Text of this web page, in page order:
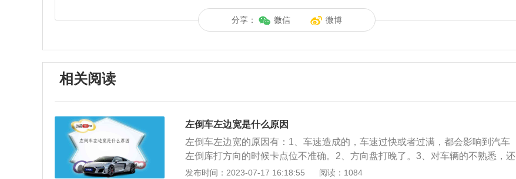
分享： 微信 微博
相关阅读
左倒车左边宽是什么原因
左倒车左边宽的原因有：1、车速造成的，车速过快或者过满，都会影响到汽车
左倒库打方向的时候卡点位不准确。2、方向盘打晚了。3、对车辆的不熟悉，还
有对30公分的距离判断不准确。4、倒车的左宽是因为车身和车库拐角的距离没
发布时间：2023-07-17 16:18:55 阅读：1084